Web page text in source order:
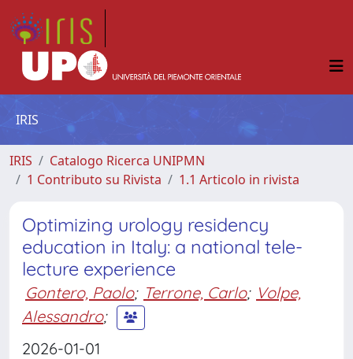
IRIS
IRIS
Catalogo Ricerca UNIPMN
1 Contributo su Rivista
1.1 Articolo in rivista
Optimizing urology residency
education in Italy: a national tele-
lecture experience
Gontero, Paolo; Terrone, Carlo; Volpe,
Alessandro;
2026-01-01